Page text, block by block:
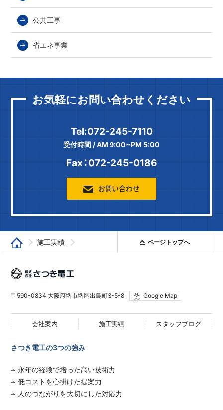
公共工事
省エネ事業
お気軽にお問い合わせください
Tel:072-245-7110
受付時間 / AM 9:00~PM 5:00
Fax：072-245-0186
お問い合わせ
堺で電気工事なら「さつき電工」
施工実績 ページトップへ
〒590-0834 大阪府堺市堺区出島町3-5-8 Google Map
会社案内 施工実績 スタッフブログ
さつき電工の3つの強み
永年の経験で培った高い技術力
低コストを心掛けた提案力
人のつながりを大切にした対応力